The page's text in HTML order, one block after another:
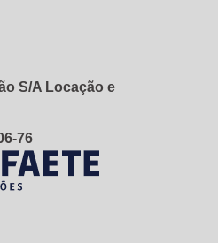
S/A Locação e
76